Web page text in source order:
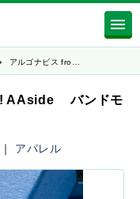
アルゴナビス fro…
AAside バンドモ
｜ アパレル